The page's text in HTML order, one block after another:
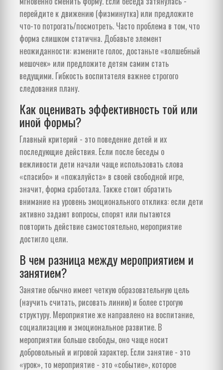
перейдите к движению (физминутка) или предложите
что-то потрогать/посмотреть. Часто проблема в том, что
форма слишком статична. Добавьте элемент
неожиданности: измените голос, достаньте «волшебный
мешочек» или предложите детям самим стать
ведущими. Гибкость воспитателя важнее строгого
следования плану.
Как оценивать эффективность той или
иной формы?
Главный критерий - это поведение детей и их
последующие действия. Если после беседы о
вежливости дети начали чаще использовать слова
«спасибо» и «пожалуйста» в своей свободной игре,
значит, форма сработала. Также стоит обратить
внимание на уровень эмоционального отклика: если дети
активно задают вопросы, спорят или пытаются
повторить действие самостоятельно, мероприятие
достигло цели.
В чем разница между мероприятием и
занятием?
Занятие обычно имеет четкую образовательную цель
(научить считать, рисовать линию) и более строгую
структуру. Мероприятие же направлено на воспитание,
социализацию и эмоциональное развитие. В
мероприятии больше свободы, оно чаще носит
добровольный и игровой характер. Если занятие - это
«урок», то мероприятие - это «событие», которое